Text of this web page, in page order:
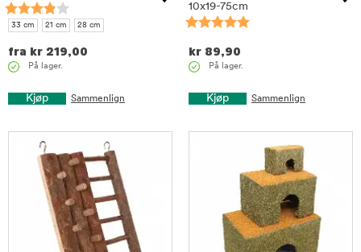
33 cm 21 cm 28 cm
fra kr 219,00
På lager.
Kjøp Sammenlign
10x19-75cm
kr 89,90
På lager.
Kjøp Sammenlign